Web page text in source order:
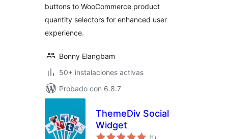
buttons to WooCommerce product
quantity selectors for enhanced user
experience.
Bonny Elangbam
50+ instalaciones activas
Probado con 6.8.7
ThemeDiv Social
Widget
total